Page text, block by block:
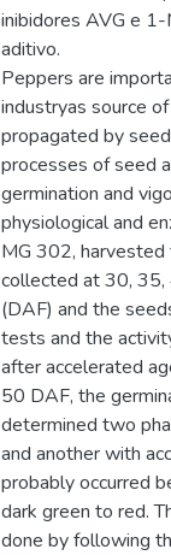
inibidores AVG e
aditivo.
Peppers are
industryas source
propagated by
processes of seed
germination and
physiological and
MG 302,
collected at 30,
(DAF) and the
tests and the
after accelerated
50 DAF, the
determined two
and another with
probably occurred
dark green to red.
done by following